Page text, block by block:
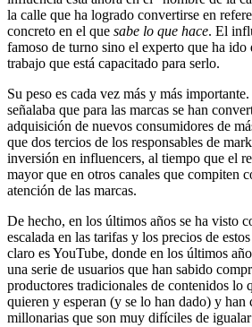
la calle que ha logrado convertirse en
concreto en el que sabe lo que hace. El
famoso de turno sino el experto que ha ido
trabajo que está capacitado para serlo.
Su peso es cada vez más y más
señalaba que para las marcas se han
adquisición de nuevos consumidores de
que dos tercios de los responsables de
inversión en influencers, al tiempo que el
mayor que en otros canales que compiten
atención de las marcas.
De hecho, en los últimos años se ha visto
escalada en las tarifas y los precios de
claro es YouTube, donde en los últimos
una serie de usuarios que han sabido
productores tradicionales de contenidos lo
quieren y esperan (y se lo han dado) y han
millonarias que son muy difíciles de